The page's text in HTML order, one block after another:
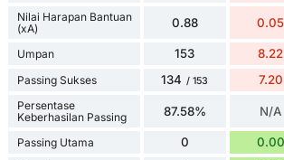
Nilai Harapan Bantuan
(xA)
0.88 0.05
Umpan 153 8.22
Passing Sukses 134 / 153 7.20
Persentase
Keberhasilan Passing
87.58% N/A
Passing Utama 0 0.00